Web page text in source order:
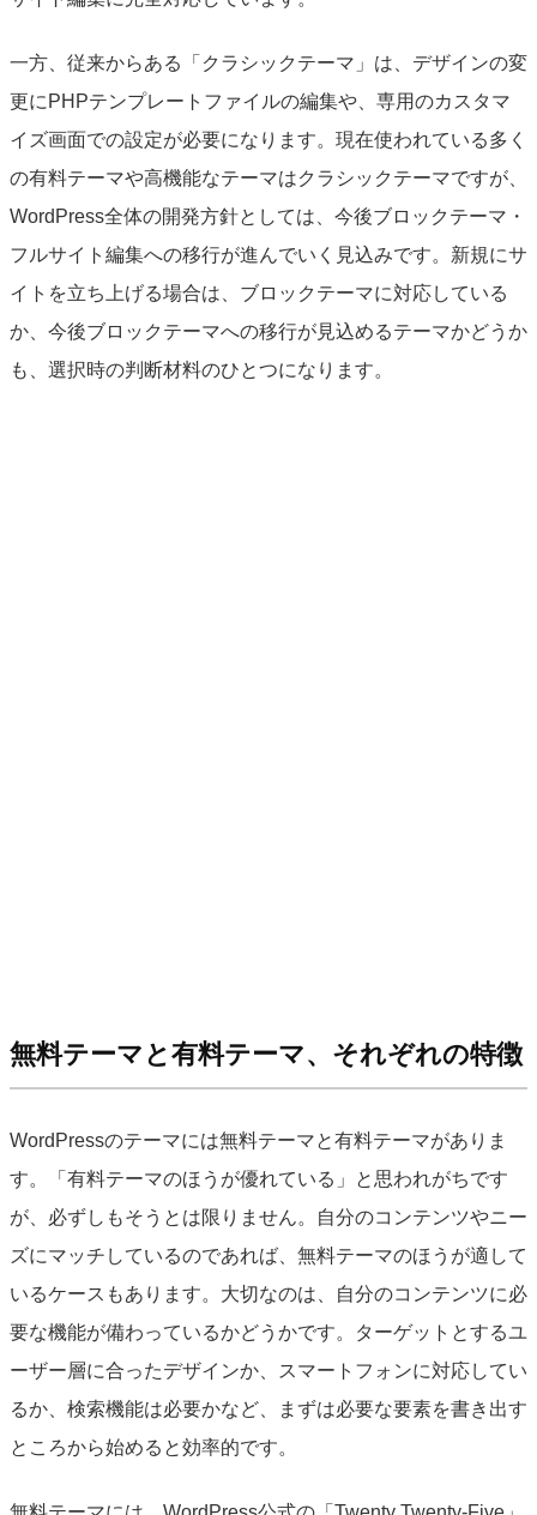
一方、従来からある「クラシックテーマ」は、デザインの変
更にPHPテンプレートファイルの編集や、専用のカスタマ
イズ画面での設定が必要になります。現在使われている多く
の有料テーマや高機能なテーマはクラシックテーマですが、
WordPress全体の開発方針としては、今後ブロックテーマ・
フルサイト編集への移行が進んでいく見込みです。新規にサ
イトを立ち上げる場合は、ブロックテーマに対応している
か、今後ブロックテーマへの移行が見込めるテーマかどうか
も、選択時の判断材料のひとつになります。
無料テーマと有料テーマ、それぞれの特徴
WordPressのテーマには無料テーマと有料テーマがありま
す。「有料テーマのほうが優れている」と思われがちです
が、必ずしもそうとは限りません。自分のコンテンツやニー
ズにマッチしているのであれば、無料テーマのほうが適して
いるケースもあります。大切なのは、自分のコンテンツに必
要な機能が備わっているかどうかです。ターゲットとするユ
ーザー層に合ったデザインか、スマートフォンに対応してい
るか、検索機能は必要かなど、まずは必要な要素を書き出す
ところから始めると効率的です。